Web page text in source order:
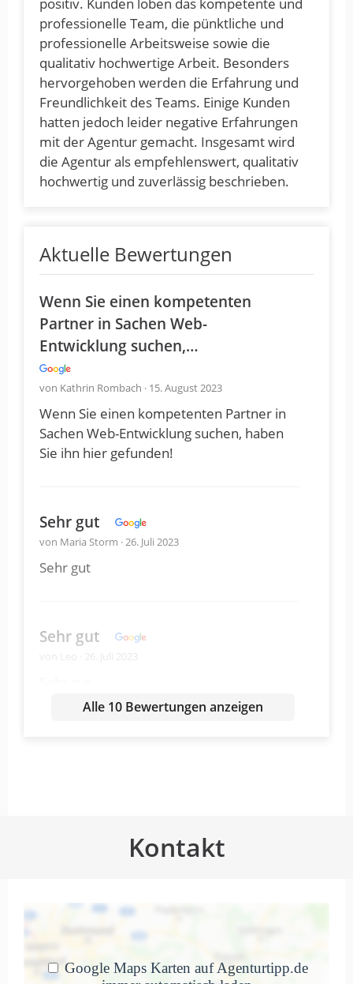
professionelle Team, die pünktliche und
professionelle Arbeitsweise sowie die
qualitativ hochwertige Arbeit. Besonders
hervorgehoben werden die Erfahrung und
Freundlichkeit des Teams. Einige Kunden
hatten jedoch leider negative Erfahrungen
mit der Agentur gemacht. Insgesamt wird
die Agentur als empfehlenswert, qualitativ
hochwertig und zuverlässig beschrieben.
Aktuelle Bewertungen
Wenn Sie einen kompetenten
Partner in Sachen Web-
Entwicklung suchen,…
von Kathrin Rombach · 15. August 2023
Wenn Sie einen kompetenten Partner in
Sachen Web-Entwicklung suchen, haben
Sie ihn hier gefunden!
Sehr gut
von Maria Storm · 26. Juli 2023
Sehr gut
Sehr gut
von Leo · 26. Juli 2023
von Tetiana Davydova · 15. Juni 2022
Das coolste und professionellste Team
Neues und Interessantes erlebt. Wenn Sie
auf der Suche nach einem Typo3 Partner
oder einer zuverlässigen Webagentur
sind, 711 ist das Richtige! Sehr
Alle 10 Bewertungen anzeigen
Kontakt